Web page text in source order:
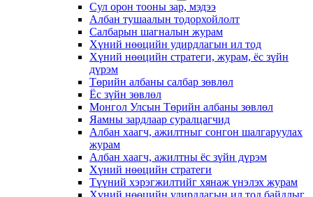
Сул орон тооны зар, мэдээ
Албан тушаалын тодорхойлолт
Салбарын шагналын журам
Хүний нөөцийн удирдлагын ил тод
Хүний нөөцийн стратеги, журам, ёс зүйн
дүрэм
Төрийн албаны салбар зөвлөл
Ёс зүйн зөвлөл
Монгол Улсын Төрийн албаны зөвлөл
Яамны зардлаар суралцагчид
Албан хаагч, ажилтныг сонгон шалгаруулах
журам
Албан хаагч, ажилтны ёс зүйн дүрэм
Хүний нөөцийн стратеги
Түүний хэрэгжилтийг хянаж үнэлэх журам
Хүний нөөцийн удирдлагын ил тод байдлыг